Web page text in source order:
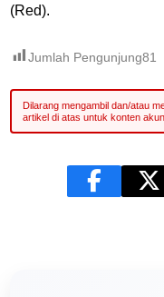
(Red).
Jumlah Pengunjung81